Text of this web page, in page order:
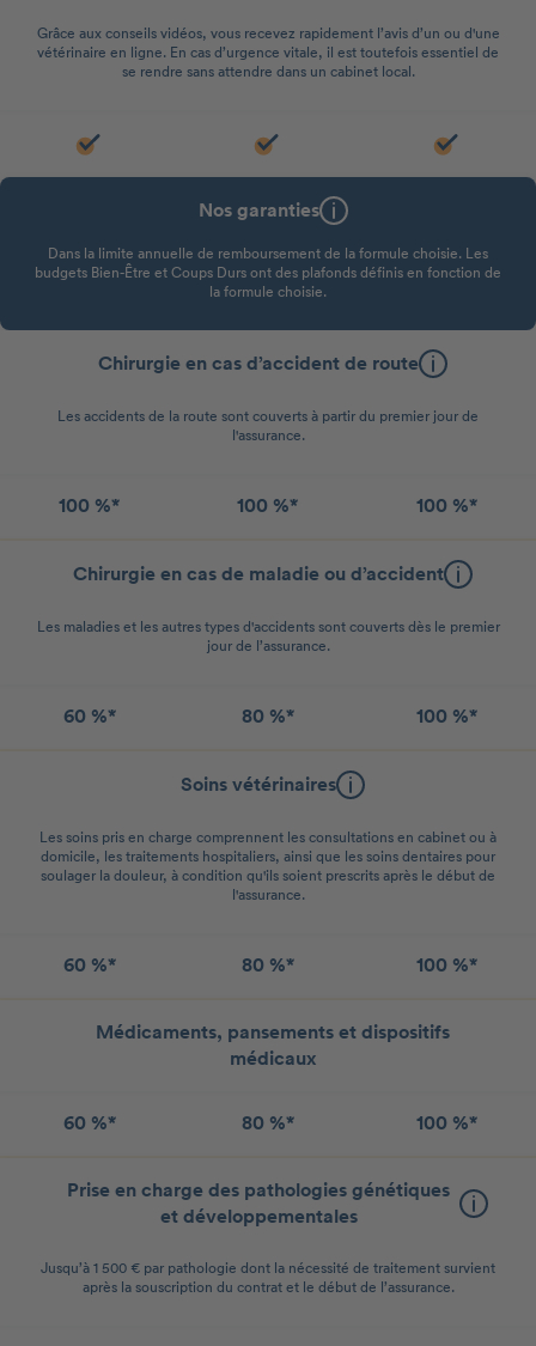
Grâce aux conseils vidéos, vous recevez rapidement l’avis d’un ou d'une
vétérinaire en ligne. En cas d’urgence vitale, il est toutefois essentiel de
se rendre sans attendre dans un cabinet local.
Nos garanties
Dans la limite annuelle de remboursement de la formule choisie. Les
budgets Bien-Être et Coups Durs ont des plafonds définis en fonction de
la formule choisie.
Chirurgie en cas d’accident de route
Les accidents de la route sont couverts à partir du premier jour de
l'assurance.
100 %* 100 %* 100 %*
Chirurgie en cas de maladie ou d’accident
Les maladies et les autres types d'accidents sont couverts dès le premier
jour de l’assurance.
60 %* 80 %* 100 %*
Soins vétérinaires
Les soins pris en charge comprennent les consultations en cabinet ou à
domicile, les traitements hospitaliers, ainsi que les soins dentaires pour
soulager la douleur, à condition qu'ils soient prescrits après le début de
l'assurance.
60 %* 80 %* 100 %*
Médicaments, pansements et dispositifs
médicaux
60 %* 80 %* 100 %*
Prise en charge des pathologies génétiques
et développementales
Jusqu’à 1 500 € par pathologie dont la nécessité de traitement survient
après la souscription du contrat et le début de l’assurance.